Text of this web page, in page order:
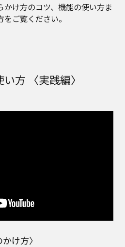
かけ方のコツ、機能の使い方ま
ご覧ください。
方 〈実践編〉
け方〉